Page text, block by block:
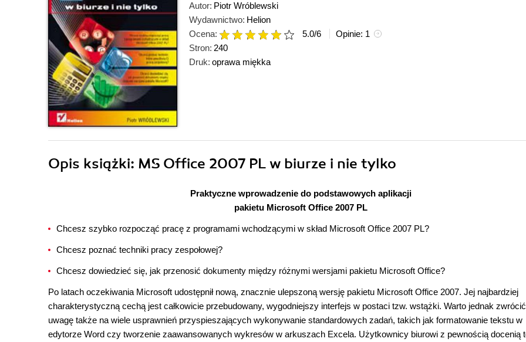
Autor: Piotr Wróblewski
Wydawnictwo: Helion
Ocena:
5.0/6 Opinie: 1
Stron: 240
Druk: oprawa miękka
Opis książki: MS Office 2007 PL w biurze i nie tylko
Praktyczne wprowadzenie do podstawowych aplikacji
pakietu Microsoft Office 2007 PL
Chcesz szybko rozpocząć pracę z programami wchodzącymi w skład Microsoft Office 2007 PL?
Chcesz poznać techniki pracy zespołowej?
Chcesz dowiedzieć się, jak przenosić dokumenty między różnymi wersjami pakietu Microsoft Office?
Po latach oczekiwania Microsoft udostępnił nową, znacznie ulepszoną wersję pakietu Microsoft Office 2007. Jej najbardziej
charakterystyczną cechą jest całkowicie przebudowany, wygodniejszy interfejs w postaci tzw. wstążki. Warto jednak zwrócić
uwagę także na wiele usprawnień przyspieszających wykonywanie standardowych zadań, takich jak formatowanie tekstu w
edytorze Word czy tworzenie zaawansowanych wykresów w arkuszach Excela. Użytkownicy biurowi z pewnością docenią